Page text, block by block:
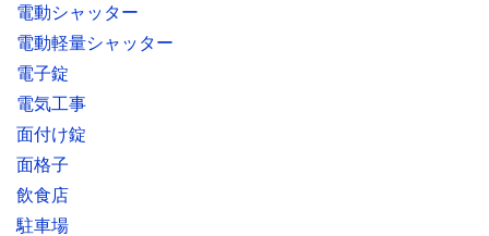
電動シャッター
電動軽量シャッター
電子錠
電気工事
面付け錠
面格子
飲食店
駐車場